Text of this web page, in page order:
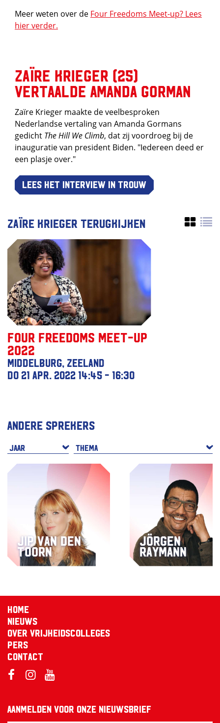
Meer weten over de Four Freedoms Meet-up? Lees
hier verder.
Zaïre Krieger (25)
vertaalde Amanda Gorman
Zaïre Krieger maakte de veelbesproken
Nederlandse vertaling van Amanda Gormans
gedicht The Hill We Climb, dat zij voordroeg bij de
inauguratie van president Biden. "Iedereen deed er
een plasje over."
Lees het interview in Trouw
Zaïre Krieger terugkijken
Four Freedoms Meet-up
2022
Middelburg, Zeeland
do 21 apr. 2022 14:45 - 16:30
Andere sprekers
Jip van den
Toorn
Jörgen
Raymann
Home
Nieuws
Over Vrijheidscolleges
Pers
Contact
Aanmelden voor onze nieuwsbrief